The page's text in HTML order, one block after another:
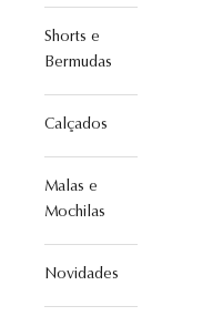
Shorts e
Bermudas
Calçados
Malas e
Mochilas
Novidades